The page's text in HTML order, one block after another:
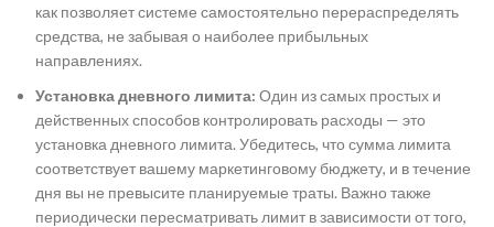
как позволяет системе самостоятельно перераспределять
средства, не забывая о наиболее прибыльных
направлениях.
Установка дневного лимита: Один из самых простых и
действенных способов контролировать расходы — это
установка дневного лимита. Убедитесь, что сумма лимита
соответствует вашему маркетинговому бюджету, и в течение
дня вы не превысите планируемые траты. Важно также
периодически пересматривать лимит в зависимости от того,